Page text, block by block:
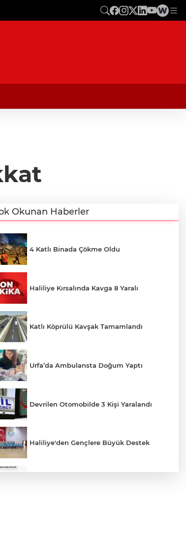
Okunan Haberler
4 Katlı Binada Çökme Oldu
Haliliye Kırsalında Kavga 8 Yaralı
Katlı Köprülü Kavşak Tamamlandı
Urfa’da Ambulansta Doğum Yaptı
Devrilen Otomobilde 3 Kişi Yaralandı
Haliliye'den Gençlere Büyük Destek